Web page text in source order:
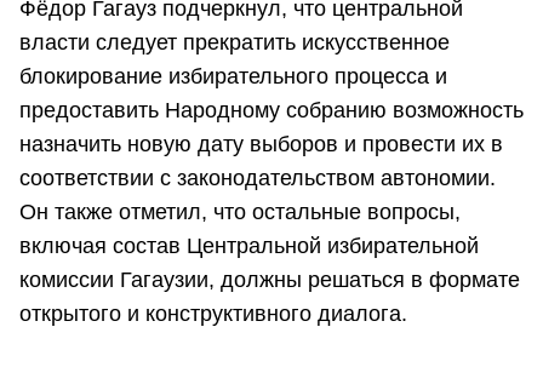
Фёдор Гагауз подчеркнул, что центральной
власти следует прекратить искусственное
блокирование избирательного процесса и
предоставить Народному собранию возможность
назначить новую дату выборов и провести их в
соответствии с законодательством автономии.
Он также отметил, что остальные вопросы,
включая состав Центральной избирательной
комиссии Гагаузии, должны решаться в формате
открытого и конструктивного диалога.